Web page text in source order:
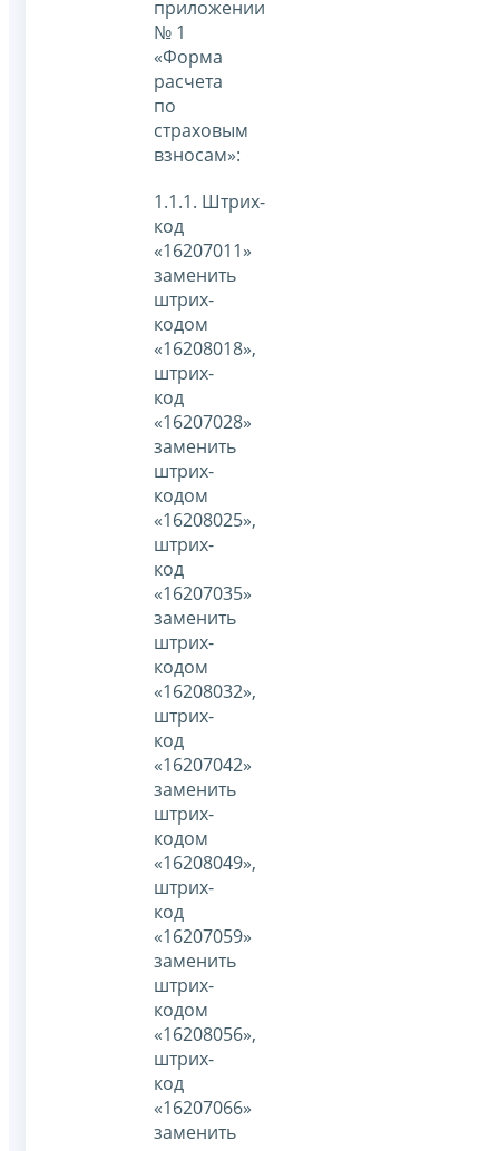
приложении
№ 1
«Форма
расчета
по
страховым
взносам»:
1.1.1. Штрих-
код
«16207011»
заменить
штрих-
кодом
«16208018»,
штрих-
код
«16207028»
заменить
штрих-
кодом
«16208025»,
штрих-
код
«16207035»
заменить
штрих-
кодом
«16208032»,
штрих-
код
«16207042»
заменить
штрих-
кодом
«16208049»,
штрих-
код
«16207059»
заменить
штрих-
кодом
«16208056»,
штрих-
код
«16207066»
заменить